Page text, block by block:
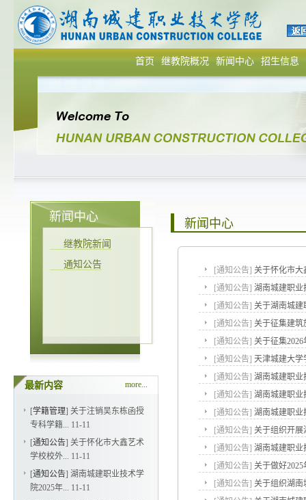
首页 继教院概况 新闻中心 招生信息
新闻中心
继教院新闻
通知公告
最新内容 more...
[学籍管理] 关于注销吴东栋函授
专科学籍... 11-11
[通知公告] 关于怀化市大鑫艺术
学校校外... 11-11
[通知公告] 湖南城建职业技术学
院2025年... 11-11
新闻中心
[通知公告] 关于怀化市大
[通知公告] 湖南城建职业
[通知公告] 关于湖南城建
[通知公告] 关于征集建筑
[通知公告] 关于征集
[通知公告] 天津城建大学
[通知公告] 湖南城建职业
[通知公告] 湖南城建职业
[通知公告] 湖南城建职业
[通知公告] 关于组织开展
[通知公告] 湖南城建职业
[通知公告] 关于做好
[通知公告] 关于组织湖南